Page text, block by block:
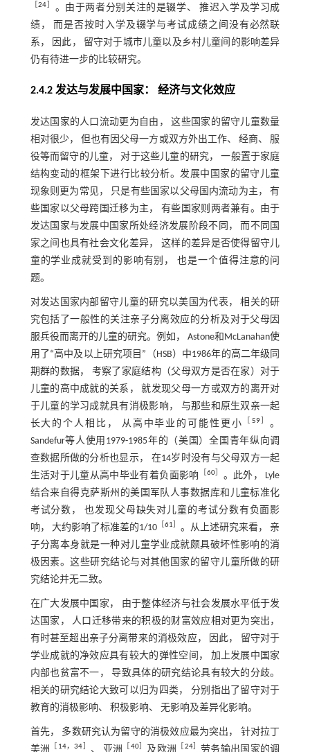
［24
。由于两者分别关注的是辍学、 推迟入学及学习成
绩， 而是否按时入学及辍学与考试成绩之间没有必然联
系， 因此， 留守对于城市儿童以及乡村儿童间的影响差异
仍有待进一步的比较研究。
2.4.2 发达与发展中国家： 经济与文化效应
发达国家的人口流动更为自由， 这些国家的留守儿童数量
相对很少， 但也有因父母一方或双方外出工作、 经商、 服
役等而留守的儿童， 对于这些儿童的研究， 一般置于家庭
结构变动的框架下进行比较分析。发展中国家的留守儿童
现象则更为常见， 只是有些国家以父母国内流动为主， 有
些国家以父母跨国迁移为主， 有些国家则两者兼有。由于
发达国家与发展中国家所处经济发展阶段不同， 而不同国
家之间也具有社会文化差异， 这样的差异是否使得留守儿
童的学业成就受到的影响有别， 也是一个值得注意的问
题。
对发达国家内部留守儿童的研究以美国为代表， 相关的研
究包括了一般性的关注亲子分离效应的分析及对于父母因
服兵役而离开的儿童的研究。例如， Astone和McLanahan使
用了“高中及以上研究项目”（HSB）中1986年的高二年级同
期群的数据， 考察了家庭结构（父母双方是否在家）对于
儿童的高中成就的关系， 就发现父母一方或双方的离开对
于儿童的学习成就具有消极影响， 与那些和原生双亲一起
长大的个人相比， 从高中毕业的可能性更小
59］ 。
Sandefur等人使用1979-1985年的（美国）全国青年纵向调
查数据所做的分析也显示， 在14岁时没有与父母双方一起
生活对于儿童从高中毕业有着负面影响
60］ 。此外， Lyle
结合来自得克萨斯州的美国军队人事数据库和儿童标准化
考试分数， 也发现父母缺失对儿童的考试分数有负面影
响， 大约影响了标准差的1/10［61
。从上述研究来看， 亲
子分离本身就是一种对儿童学业成就颇具破坏性影响的消
极因素。这些研究结论与对其他国家的留守儿童所做的研
究结论并无二致。
在广大发展中国家， 由于整体经济与社会发展水平低于发
达国家， 人口迁移带来的积极的财富效应相对更为突出，
有时甚至超出亲子分离带来的消极效应， 因此， 留守对于
学业成就的净效应具有较大的弹性空间， 加上发展中国家
内部也贫富不一， 导致具体的研究结论具有较大的分歧。
相关的研究结论大致可以归为四类， 分别指出了留守对于
教育的消极影响、 积极影响、 无影响及差异化影响。
首先， 多数研究认为留守的消极效应最为突出， 针对拉丁
美洲
14，34 、 亚洲 40］ 及欧洲 24］劳务输出国家的调